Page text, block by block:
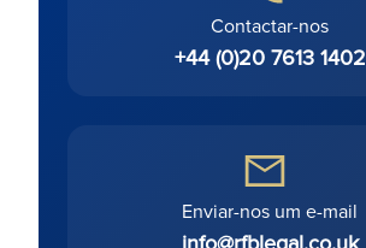
Contactar-nos
+44 (0)20 7613 1402
Enviar-nos um e-mail